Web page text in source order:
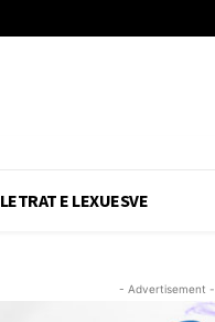
LETRAT E LEXUESVE
- Advertisement -